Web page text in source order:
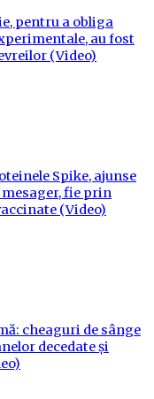
pentru a obliga
au fost
(Video)
Spike, ajunse
fie prin
(Video)
cheaguri de sânge
decedate și